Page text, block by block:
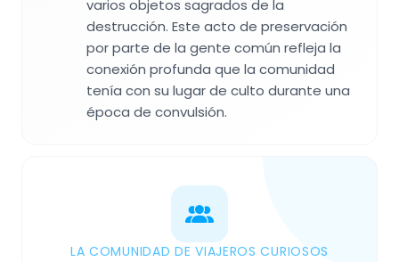
varios objetos sagrados de la
destrucción. Este acto de preservación
por parte de la gente común refleja la
conexión profunda que la comunidad
tenía con su lugar de culto durante una
época de convulsión.
LA COMUNIDAD DE VIAJEROS CURIOSOS